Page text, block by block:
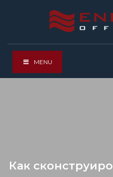
MENU
Как